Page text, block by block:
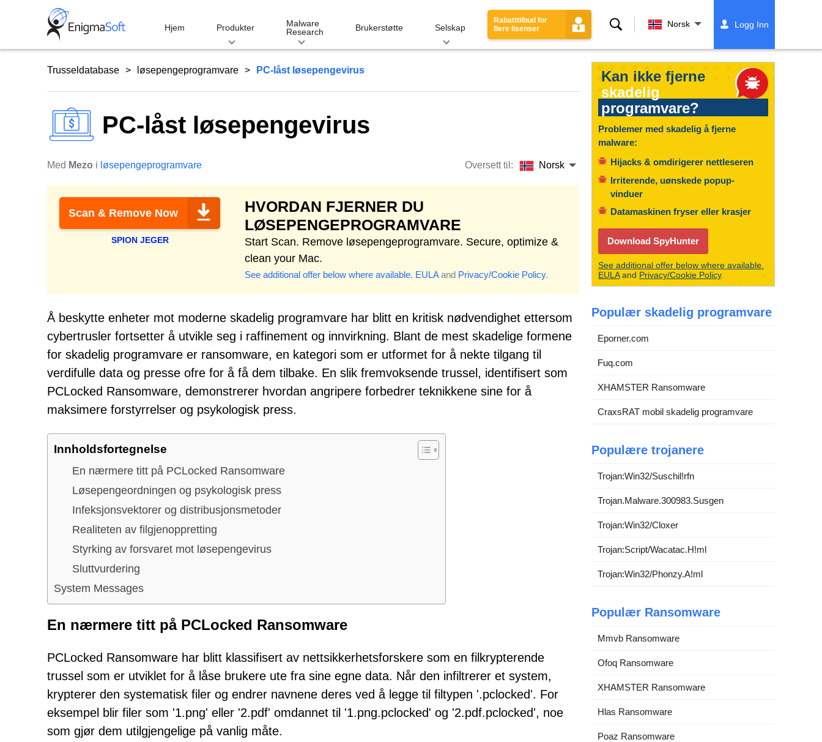
Hjem Produkter
Malware
Research
Brukerstøtte Selskap
Rabatttilbud for
flere lisenser
Søk Norsk Logg Inn
Trusseldatabase løsepengeprogramvare PC-låst løsepengevirus
PC-låst løsepengevirus
Med Mezo i løsepengeprogramvare Oversett til: Norsk
Scan & Remove Now
SPION JEGER
HVORDAN FJERNER DU
LØSEPENGEPROGRAMVARE
Start Scan. Remove løsepengeprogramvare. Secure, optimize &
clean your Mac.
See additional offer below where available. EULAand Privacy/Cookie Policy.
Å beskytte enheter mot moderne skadelig programvare har blitt en kritisk nødvendighet ettersom
cybertrusler fortsetter å utvikle seg i raffinement og innvirkning. Blant de mest skadelige formene
for skadelig programvare er ransomware, en kategori som er utformet for å nekte tilgang til
verdifulle data og presse ofre for å få dem tilbake. En slik fremvoksende trussel, identifisert som
PCLocked Ransomware, demonstrerer hvordan angripere forbedrer teknikkene sine for å
maksimere forstyrrelser og psykologisk press.
Innholdsfortegnelse
En nærmere titt på PCLocked Ransomware
Løsepengeordningen og psykologisk press
Infeksjonsvektorer og distribusjonsmetoder
Realiteten av filgjenoppretting
Styrking av forsvaret mot løsepengevirus
Sluttvurdering
System Messages
En nærmere titt på PCLocked Ransomware
PCLocked Ransomware har blitt klassifisert av nettsikkerhetsforskere som en filkrypterende
trussel som er utviklet for å låse brukere ute fra sine egne data. Når den infiltrerer et system,
krypterer den systematisk filer og endrer navnene deres ved å legge til filtypen '.pclocked'. For
eksempel blir filer som '1.png' eller '2.pdf' omdannet til '1.png.pclocked' og '2.pdf.pclocked', noe
som gjør dem utilgjengelige på vanlig måte.
Kan ikke fjerne
skadelig
programvare?
Problemer med skadelig å fjerne
malware:
Hijacks & omdirigerer nettleseren
Irriterende, uønskede popup-
vinduer
Datamaskinen fryser eller krasjer
Download SpyHunter
See additional offer below where available.
EULAand Privacy/Cookie Policy.
Populær skadelig programvare
Eporner.com
Fuq.com
XHAMSTER Ransomware
CraxsRAT mobil skadelig programvare
Populære trojanere
Trojan:Win32/Suschil!rfn
Trojan.Malware.300983.Susgen
Trojan:Win32/Cloxer
Trojan:Script/Wacatac.H!ml
Trojan:Win32/Phonzy.A!ml
Populær Ransomware
Mmvb Ransomware
Ofoq Ransomware
XHAMSTER Ransomware
Hlas Ransomware
Poaz Ransomware